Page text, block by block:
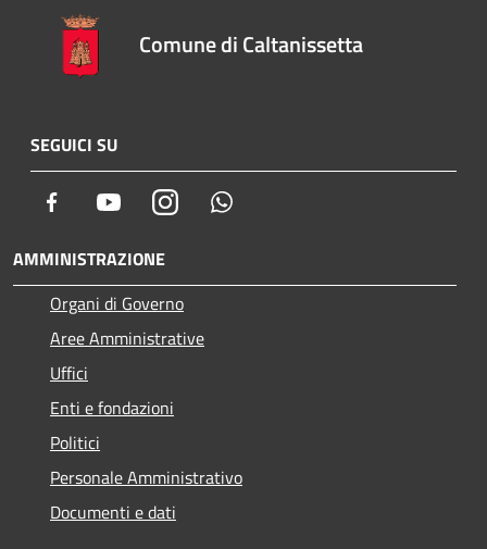
Comune di Caltanissetta
SEGUICI SU
Facebook YoutubeInstagram
AMMINISTRAZIONE
Organi di Governo
Aree Amministrative
Uffici
Enti e fondazioni
Politici
Personale Amministrativo
Documenti e dati